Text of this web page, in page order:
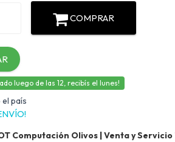
COMPRAR
luego de las 12, recibís el lunes!
país
Computación Olivos | Venta y